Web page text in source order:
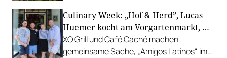
Gastgarten.
Culinary Week: „Hof & Herd”, Lucas
Huemer kocht am Vorgartenmarkt, …
XO Grill und Café Caché machen
gemeinsame Sache, „Amigos Latinos“ im